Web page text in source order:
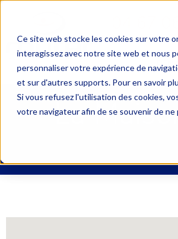
Ce site web stocke les cookies sur votre
interagissez avec notre site web et nous
personnaliser votre expérience de
et sur d'autres supports. Pour en savoir
Si vous refusez l'utilisation des cookies,
votre navigateur afin de se souvenir de
La